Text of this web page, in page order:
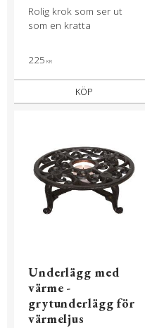
Rolig krok som ser ut
som en kratta
225 KR
KÖP
Underlägg med
värme -
grytunderlägg för
värmeljus